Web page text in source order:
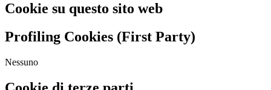
Cookie su questo sito web
Profiling Cookies (First Party)
Nessuno